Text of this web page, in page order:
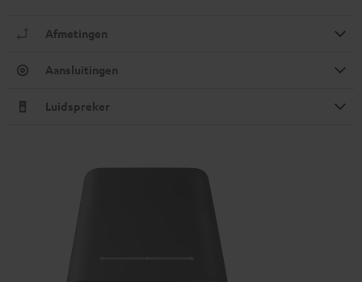
Afmetingen
Aansluitingen
Luidspreker